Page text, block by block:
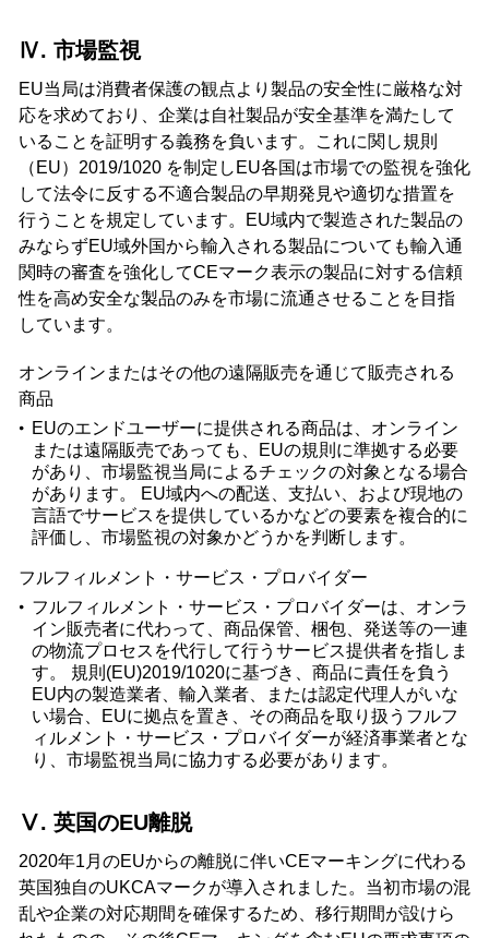
Ⅳ. 市場監視
EU当局は消費者保護の観点より製品の安全性に厳格な対
応を求めており、企業は自社製品が安全基準を満たして
いることを証明する義務を負います。これに関し規則
（EU）2019/1020 を制定しEU各国は市場での監視を強化
して法令に反する不適合製品の早期発見や適切な措置を
行うことを規定しています。EU域内で製造された製品の
みならずEU域外国から輸入される製品についても輸入通
関時の審査を強化してCEマーク表示の製品に対する信頼
性を高め安全な製品のみを市場に流通させることを目指
しています。
オンラインまたはその他の遠隔販売を通じて販売される
商品
EUのエンドユーザーに提供される商品は、オンライン
または遠隔販売であっても、EUの規則に準拠する必要
があり、市場監視当局によるチェックの対象となる場合
があります。 EU域内への配送、支払い、および現地の
言語でサービスを提供しているかなどの要素を複合的に
評価し、市場監視の対象かどうかを判断します。
フルフィルメント・サービス・プロバイダー
フルフィルメント・サービス・プロバイダーは、オンラ
イン販売者に代わって、商品保管、梱包、発送等の一連
の物流プロセスを代行して行うサービス提供者を指しま
す。 規則(EU)2019/1020に基づき、商品に責任を負う
EU内の製造業者、輸入業者、または認定代理人がいな
い場合、EUに拠点を置き、その商品を取り扱うフルフ
ィルメント・サービス・プロバイダーが経済事業者とな
り、市場監視当局に協力する必要があります。
Ⅴ. 英国のEU離脱
2020年1月のEUからの離脱に伴いCEマーキングに代わる
英国独自のUKCAマークが導入されました。当初市場の混
乱や企業の対応期間を確保するため、移行期間が設けら